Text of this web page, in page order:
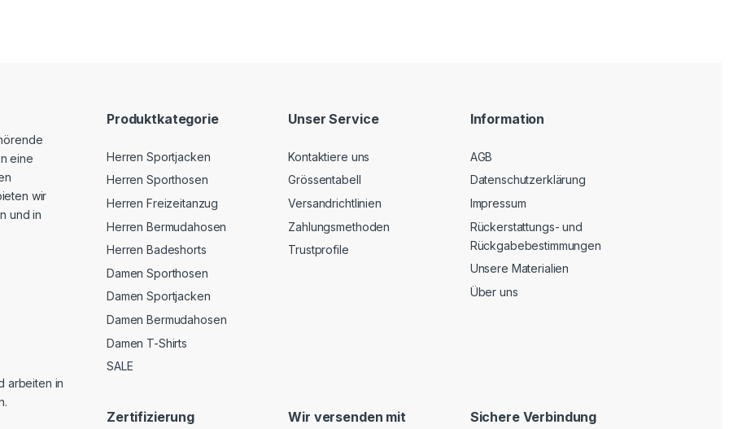
eine
wir
und in
arbeiten in
Produktkategorie
Herren Sportjacken
Herren Sporthosen
Herren Freizeitanzug
Herren Bermudahosen
Herren Badeshorts
Damen Sporthosen
Damen Sportjacken
Damen Bermudahosen
Damen T-Shirts
SALE
Unser Service
Kontaktiere uns
Grössentabell
Versandrichtlinien
Zahlungsmethoden
Trustprofile
Information
AGB
Datenschutzerklärung
Impressum
Rückerstattungs- und
Rückgabebestimmungen
Unsere Materialien
Über uns
Zertifizierung Wir versenden mit Sichere Verbindung